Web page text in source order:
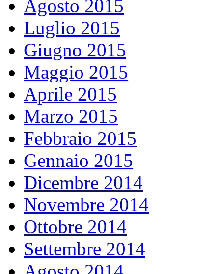
Agosto 2015
Luglio 2015
Giugno 2015
Maggio 2015
Aprile 2015
Marzo 2015
Febbraio 2015
Gennaio 2015
Dicembre 2014
Novembre 2014
Ottobre 2014
Settembre 2014